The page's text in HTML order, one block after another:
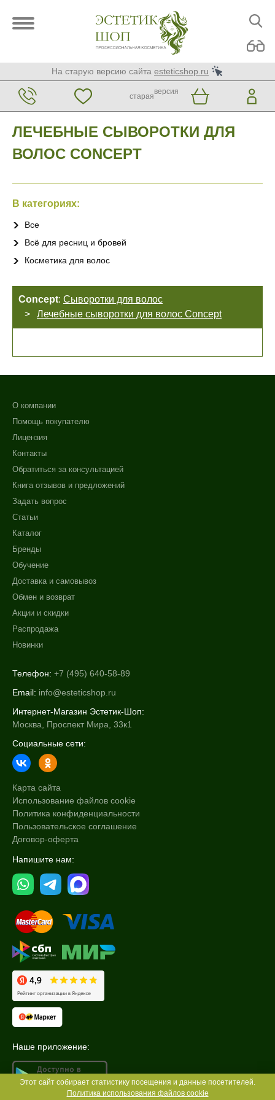
На старую версию сайта esteticshop.ru
старая
версия
ЛЕЧЕБНЫЕ СЫВОРОТКИ ДЛЯ
ВОЛОС CONCEPT
В категориях:
Все
Всё для ресниц и бровей
Косметика для волос
Concept: Сыворотки для волос
Лечебные сыворотки для волос Concept
О компании
Помощь покупателю
Лицензия
Контакты
Обратиться за консультацией
Книга отзывов и предложений
Задать вопрос
Статьи
Каталог
Бренды
Обучение
Доставка и самовывоз
Обмен и возврат
Акции и скидки
Распродажа
Новинки
Телефон: +7 (495) 640-58-89
Email: info@esteticshop.ru
Интернет-Магазин Эстетик-Шоп:
Москва, Проспект Мира, 33к1
Социальные сети:
Карта сайта
Использование файлов cookie
Политика конфиденциальности
Пользовательское соглашение
Договор-оферта
Напишите нам:
Наше приложение:
Этот сайт собирает статистику посещения и данные посетителей.
Политика использования файлов cookie